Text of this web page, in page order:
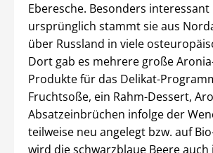
Eberesche. Besonders
ursprünglich stammt sie aus
über Russland in viele
Dort gab es mehrere große
Produkte für das Delikat-
Fruchtsoße, ein Rahm-Dessert,
Absatzeinbrüchen infolge der
teilweise neu angelegt bzw. auf
wird die schwarzblaue Beere